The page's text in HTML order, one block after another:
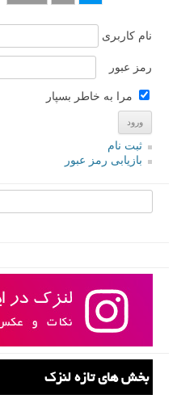
نام کاربری
رمز عبور
مرا به خاطر بسپار
ثبت نام
بازیابی رمز عبور
بخش های تازه لنزک